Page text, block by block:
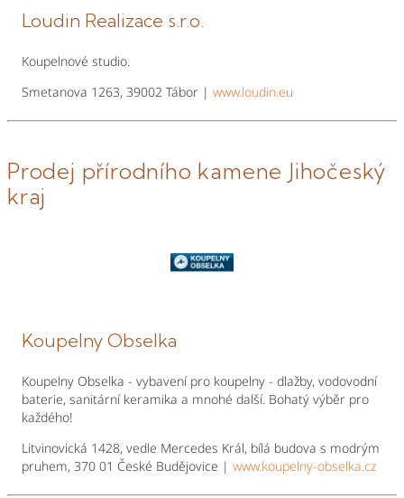
Loudin Realizace s.r.o.
Koupelnové studio.
Smetanova 1263, 39002 Tábor | www.loudin.eu
Prodej přírodního kamene Jihočeský
kraj
Koupelny Obselka
Koupelny Obselka - vybavení pro koupelny - dlažby, vodovodní
baterie, sanitární keramika a mnohé další. Bohatý výběr pro
každého!
Litvinovická 1428, vedle Mercedes Král, bílá budova s modrým
pruhem, 370 01 České Budějovice | www.koupelny-obselka.cz